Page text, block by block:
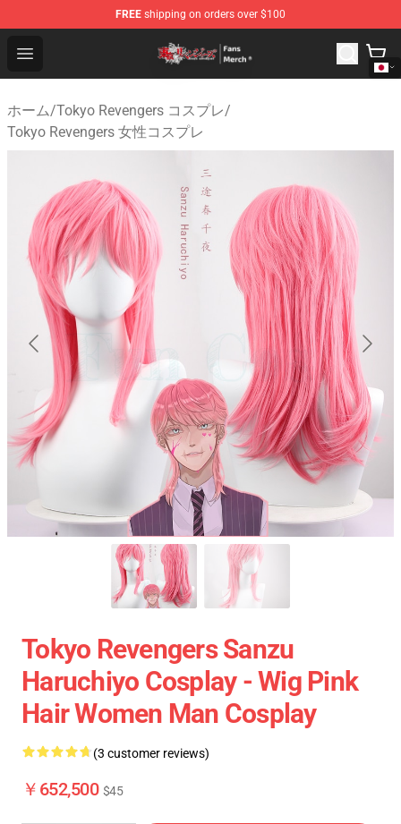
FREE shipping on orders over $100
Open menu
Tokyo Revengers Store - Official Tokyo Revengers
ホーム/Tokyo Revengers コスプレ/
Tokyo Revengers 女性コスプレ
Tokyo Revengers Sanzu
Haruchiyo Cosplay - Wig Pink
Hair Women Man Cosplay
(3 customer reviews)
￥652,500 $45